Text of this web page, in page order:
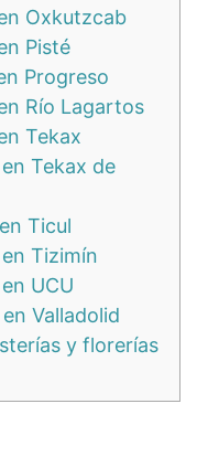
Oxkutzcab
Pisté
Progreso
Río Lagartos
Tekax
Tekax de
Ticul
Tizimín
UCU
Valladolid
y florerías